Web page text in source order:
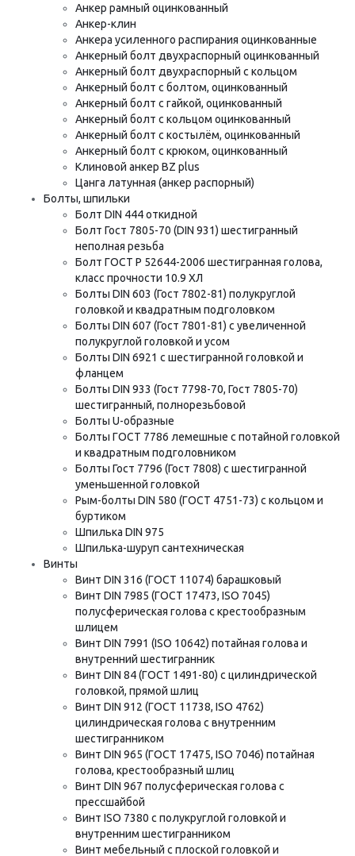
Анкер рамный оцинкованный
Анкер-клин
Анкера усиленного распирания оцинкованные
Анкерный болт двухраспорный оцинкованный
Анкерный болт двухраспорный с кольцом
Анкерный болт с болтом, оцинкованный
Анкерный болт с гайкой, оцинкованный
Анкерный болт с кольцом оцинкованный
Анкерный болт с костылём, оцинкованный
Анкерный болт с крюком, оцинкованный
Клиновой анкер BZ plus
Цанга латунная (анкер распорный)
Болты, шпильки
Болт DIN 444 откидной
Болт Гост 7805-70 (DIN 931) шестигранный
неполная резьба
Болт ГОСТ Р 52644-2006 шестигранная голова,
класс прочности 10.9 ХЛ
Болты DIN 603 (Гост 7802-81) полукруглой
головкой и квадратным подголовком
Болты DIN 607 (Гост 7801-81) с увеличенной
полукруглой головкой и усом
Болты DIN 6921 с шестигранной головкой и
фланцем
Болты DIN 933 (Гост 7798-70, Гост 7805-70)
шестигранный, полнорезьбовой
Болты U-образные
Болты ГОСТ 7786 лемешные с потайной головкой
и квадратным подголовником
Болты Гост 7796 (Гост 7808) с шестигранной
уменьшенной головкой
Рым-болты DIN 580 (ГОСТ 4751-73) с кольцом и
буртиком
Шпилька DIN 975
Шпилька-шуруп сантехническая
Винты
Винт DIN 316 (ГОСТ 11074) барашковый
Винт DIN 7985 (ГОСТ 17473, ISO 7045)
полусферическая голова с крестообразным
шлицем
Винт DIN 7991 (ISO 10642) потайная голова и
внутренний шестигранник
Винт DIN 84 (ГОСТ 1491-80) с цилиндрической
головкой, прямой шлиц
Винт DIN 912 (ГОСТ 11738, ISO 4762)
цилиндрическая голова с внутренним
шестигранником
Винт DIN 965 (ГОСТ 17475, ISO 7046) потайная
голова, крестообразный шлиц
Винт DIN 967 полусферическая голова с
прессшайбой
Винт ISO 7380 с полукруглой головкой и
внутренним шестигранником
Винт мебельный с плоской головкой и